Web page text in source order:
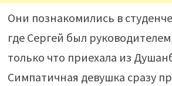
Они познакомились в
где Сергей был
только что приехала из
Симпатичная девушка сразу